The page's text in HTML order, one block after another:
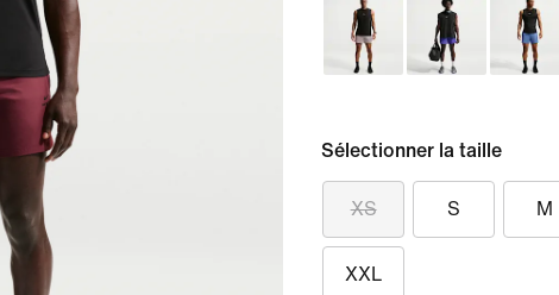
Sélectionner la taille
XS S M
XXL